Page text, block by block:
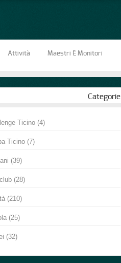
Attività Maestri E Monitori
Categorie
Ticino (4)
Ticino (7)
(39)
(28)
(210)
(25)
(32)